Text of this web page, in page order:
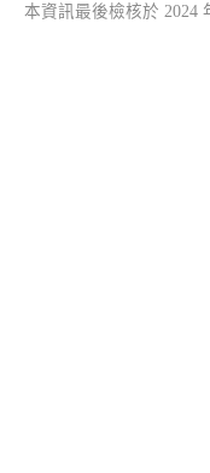
本資訊最後檢核於 2024